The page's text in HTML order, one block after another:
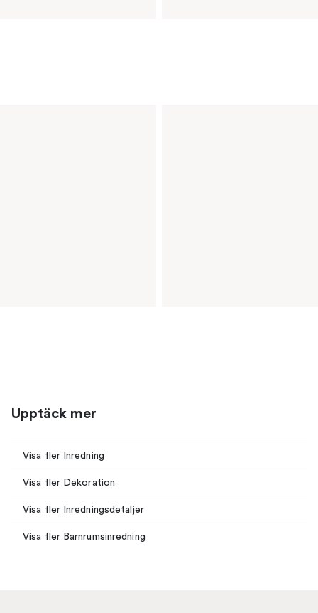
Upptäck mer
Visa fler Inredning
Visa fler Dekoration
Visa fler Inredningsdetaljer
Visa fler Barnrumsinredning